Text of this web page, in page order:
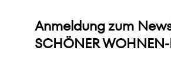
Anmeldung zum
SCHÖNER